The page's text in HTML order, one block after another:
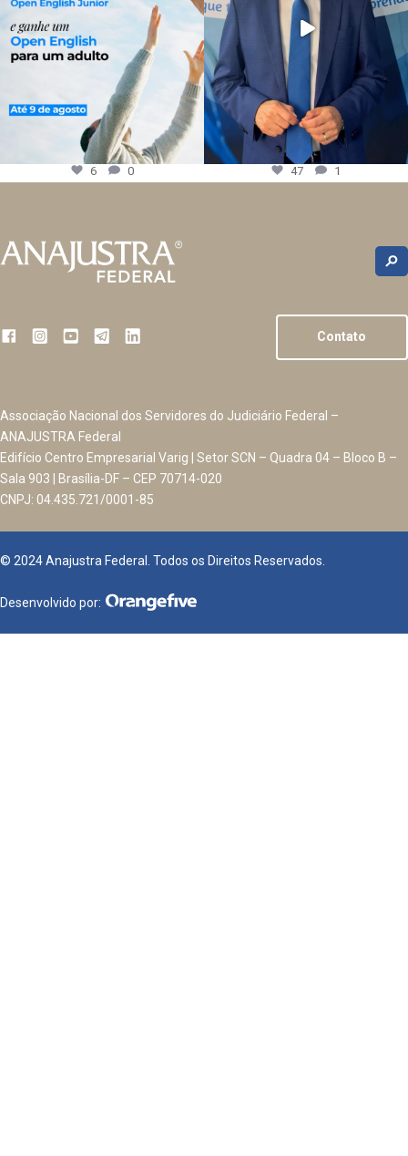
6 0 47 1
Contato
Associação Nacional dos Servidores do Judiciário Federal –
ANAJUSTRA Federal
Edifício Centro Empresarial Varig | Setor SCN – Quadra 04 – Bloco B –
Sala 903 | Brasília-DF – CEP 70714-020
CNPJ: 04.435.721/0001-85
© 2024 Anajustra Federal. Todos os Direitos Reservados.
Desenvolvido por: